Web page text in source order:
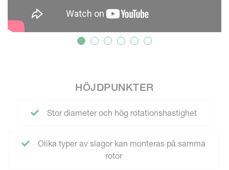
HÖJDPUNKTER
Stor diameter och hög rotationshastighet
Olika typer av slagor kan monteras på samma
rotor